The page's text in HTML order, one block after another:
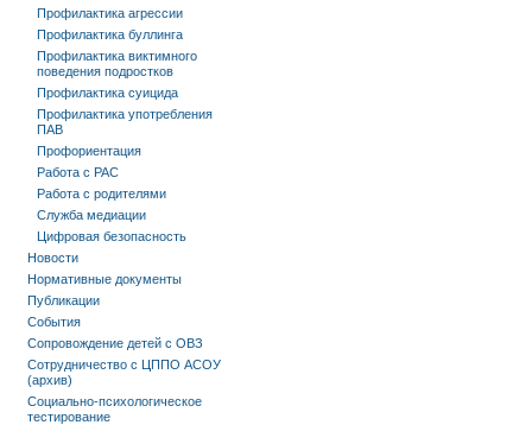
Профилактика агрессии
Профилактика буллинга
Профилактика виктимного
поведения подростков
Профилактика суицида
Профилактика употребления
ПАВ
Профориентация
Работа с РАС
Работа с родителями
Служба медиации
Цифровая безопасность
Новости
Нормативные документы
Публикации
События
Сопровождение детей с ОВЗ
Сотрудничество с ЦППО АСОУ
(архив)
Социально-психологическое
тестирование